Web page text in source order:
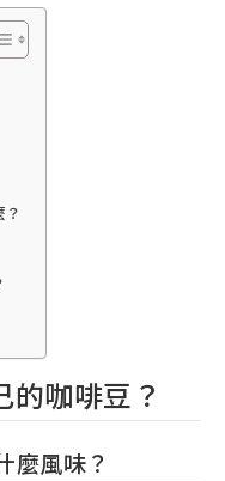
的咖啡豆？
麼風味？